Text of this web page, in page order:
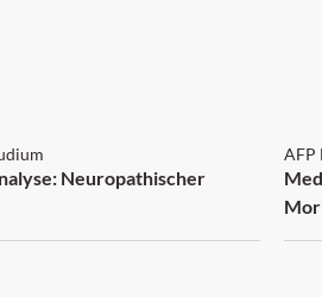
Neuropathischer
AFP